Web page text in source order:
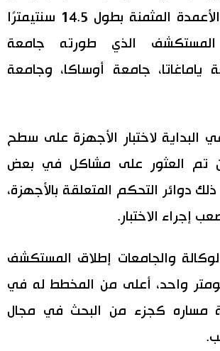
المستكشف ذو الأعمدة المثمنة بطول 14.5 سنتيمترًا
الذي طورته جامعة
جامعة أوساكا، وجامعة
لاختبار الأجهزة على سطح
تم العثور على مشاكل في بعض
دوائر التحكم المتعلقة بالأجهزة،
إجراء الاختبار.
والجامعات إطلاق المستكشف
واحد، أعلى من المخطط له في
مساره كجزء من البحث في مجال